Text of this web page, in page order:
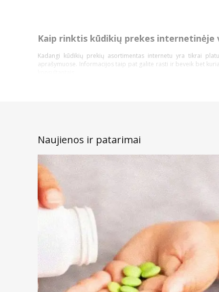
Kaip rinktis kūdikių prekes internetinėje
Kadangi kūdikių prekių asortimentas internetu yra tikrai
aprašymuose. Informacijos taip pat galite rasti ir beveik bet
Perkant internetu – jūsų patogumui veikia internetinės
E-Pasiūlymas – tai ypatinga kaina ar išskirtinės sąlygos
E-Prekė – tai vaikiškos prekės, kurias įsigyti galite tik
2 už 1 kainą! – perkant du vienetus, mokėti reikės tik vieno
Lojalumo klubo nuolaidos – speciali sumažinta kaina,
Žinodami šią informaciją lengviau pirksite pigiau ir žinosite,
tiems, kurie pažįsta jaunus tėvelius ir renka jiems dovaną, verta
Kokios savybės naudingos vaikų prekėms?
Jeigu perkate kramtukus, čiulptukus, gertuves ar kitus priedus,
yra kenksminga cheminė medžiaga ir prastesnės kokybės
Skaitydami prekės aprašymą, prioritetą visada teikite toms
Jeigu renkamos labiau medicininės priemonės, kaip kad
kiekvienas galėtų rasti tai, ko ieško.
Naujienos ir patarimai